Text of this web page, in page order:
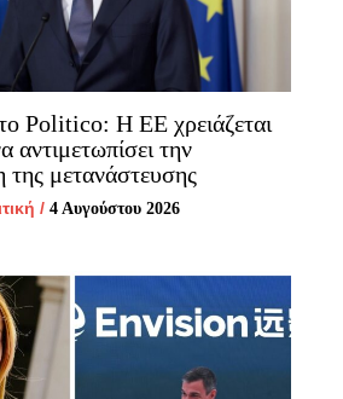
Politico: Η ΕΕ χρειάζεται
αντιμετωπίσει την
της μετανάστευσης
/ 4 Αυγούστου 2026